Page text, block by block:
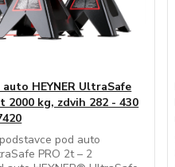
HEYNER UltraSafe
2000 kg, zdvih 282 - 430
pod auto
PRO 2t – 2